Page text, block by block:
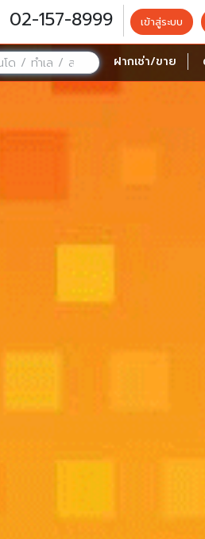
02-157-8999 เข้าสู่ระบบ
ฝากเช่า/ขาย